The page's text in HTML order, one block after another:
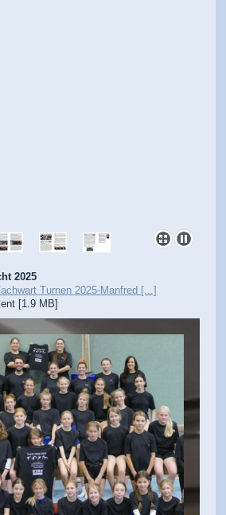
2025
Turnen 2025-Manfred [...]
[1.9 MB]